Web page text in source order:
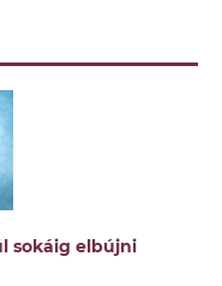
sokáig elbújni